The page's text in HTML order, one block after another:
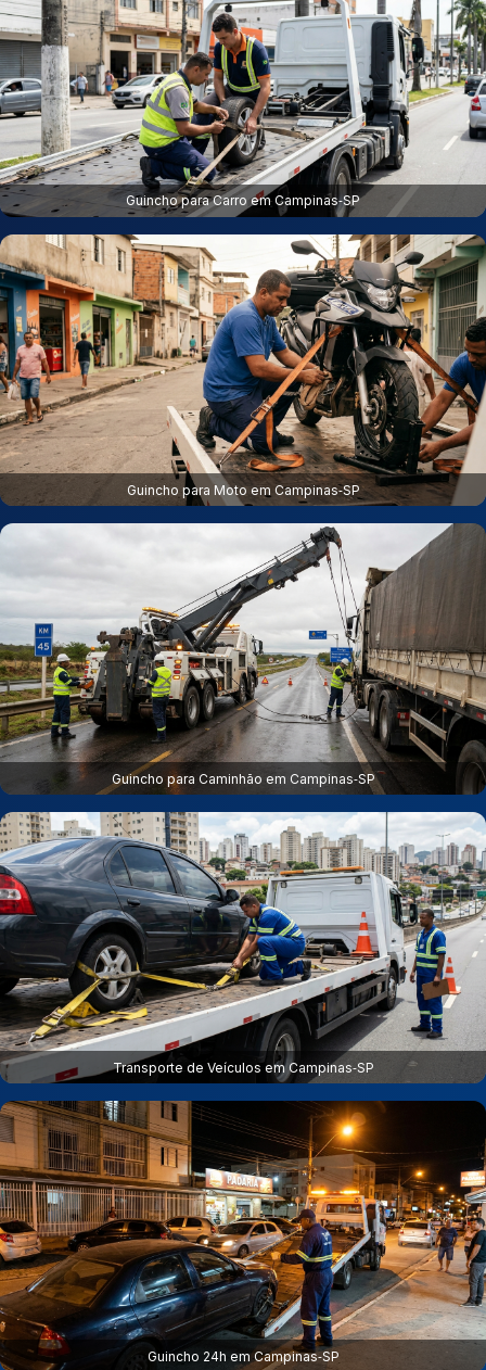
Guincho para Carro em Campinas‑SP
Guincho para Moto em Campinas‑SP
Guincho para Caminhão em Campinas‑SP
Transporte de Veículos em Campinas‑SP
Guincho 24h em Campinas‑SP